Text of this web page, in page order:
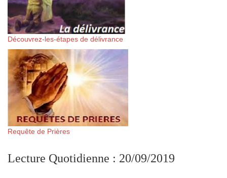
Découvrez-les-étapes de délivrance
Requête de Prières
Lecture Quotidienne : 20/09/2019